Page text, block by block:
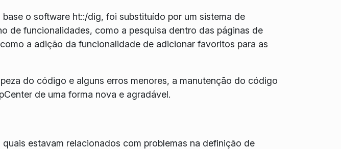
o software ht::/dig, foi substituído por um sistema de
de funcionalidades, como a pesquisa dentro das páginas de
a adição da funcionalidade de adicionar favoritos para as
do código e alguns erros menores, a manutenção do código
de uma forma nova e agradável.
estavam relacionados com problemas na definição de